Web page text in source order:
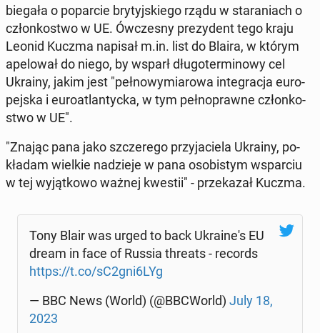
bie­ga­ła o po­par­cie bry­tyj­skie­go rządu w sta­ra­niach o
człon­ko­stwo w UE. Ów­cze­sny pre­zy­dent tego kraju
Leonid Kuczma napisał m.in. list do Blaira, w którym
ape­lo­wał do niego, by wsparł dłu­go­ter­mi­no­wy cel
Ukrainy, jakim jest "peł­no­wy­mia­ro­wa in­te­gra­cja eu­ro­
pej­ska i eu­ro­atlan­tyc­ka, w tym peł­no­praw­ne człon­ko­
stwo w UE".
"Znając pana jako szcze­re­go przy­ja­cie­la Ukrainy, po­
kła­dam wielkie na­dzie­je w pana oso­bi­stym wspar­ciu
w tej wy­jąt­ko­wo ważnej kwestii" - prze­ka­zał Kuczma.
Tony Blair was urged to back Ukra­ine­'s EU
dream in face of Russia threats - records
https://t.co/sC2gni6LYg
— BBC News (World) (@BBCWorld) July 18,
2023